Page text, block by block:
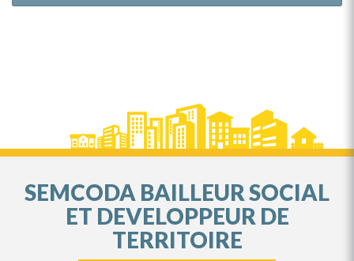
SEMCODA BAILLEUR SOCIAL
ET DEVELOPPEUR DE
TERRITOIRE